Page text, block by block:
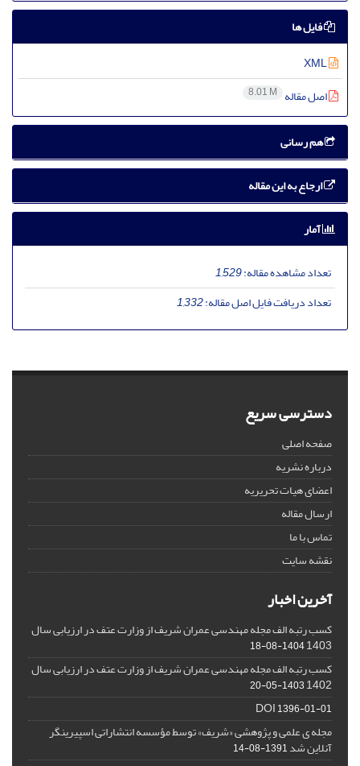
فایل ها
اصل مقاله 8.01 M
هم رسانی
ارجاع به این مقاله
آمار
تعداد مشاهده مقاله:1,529
تعداد دریافت فایل اصل مقاله:1,332
دسترسی سریع
صفحه اصلی
درباره نشریه
اعضای هیات تحریریه
ارسال مقاله
تماس با ما
نقشه سایت
آخرین اخبار
کسب رتبه الف مجله مهندسی عمران شریف از وزارت عتف در ارزیابی سال
1403
1404-08-18
کسب رتبه الف مجله مهندسی عمران شریف از وزارت عتف در ارزیابی سال
1402
1403-05-20
DOI1396-01-01
مجله ی علمی و پژوهشی «شریف» توسط مؤسسه انتشاراتی اسپیرینگر
آنلاین شد1391-08-14